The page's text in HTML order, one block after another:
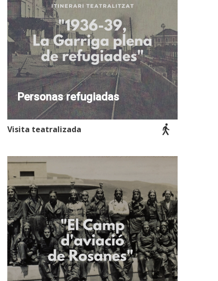
Personas refugiadas
Visita teatralizada